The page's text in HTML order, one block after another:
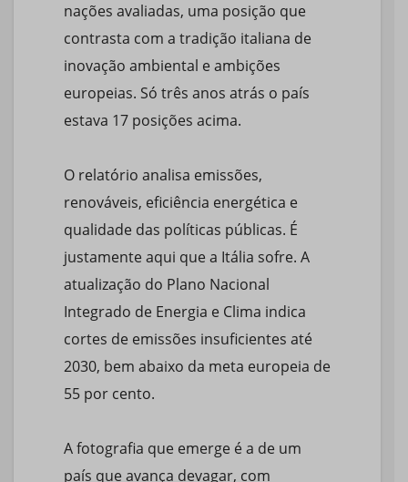
nações avaliadas, uma posição que
contrasta com a tradição italiana de
inovação ambiental e ambições
europeias. Só três anos atrás o país
estava 17 posições acima.
O relatório analisa emissões,
renováveis, eficiência energética e
qualidade das políticas públicas. É
justamente aqui que a Itália sofre. A
atualização do Plano Nacional
Integrado de Energia e Clima indica
cortes de emissões insuficientes até
2030, bem abaixo da meta europeia de
55 por cento.
A fotografia que emerge é a de um
país que avança devagar, com